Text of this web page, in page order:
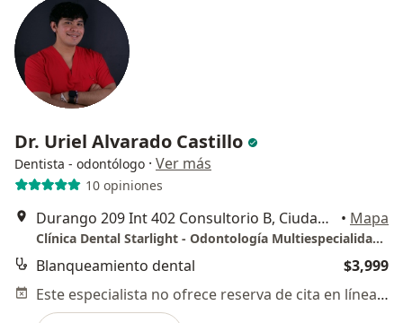
Dr. Uriel Alvarado Castillo
Dentista - odontólogo · Ver más
10 opiniones
Durango 209 Int 402 Consultorio B, Ciudad de México • Mapa
Clínica Dental Starlight - Odontología Multiespecialidades
Blanqueamiento dental
$3,999
Este especialista no ofrece reserva de cita en línea en esta dirección.